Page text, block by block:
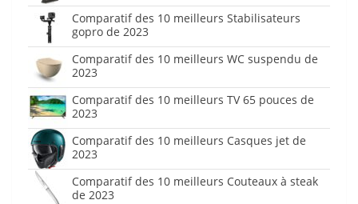
Comparatif des 10 meilleurs Stabilisateurs
gopro de 2023
Comparatif des 10 meilleurs WC suspendu de
2023
Comparatif des 10 meilleurs TV 65 pouces de
2023
Comparatif des 10 meilleurs Casques jet de
2023
Comparatif des 10 meilleurs Couteaux à steak
de 2023